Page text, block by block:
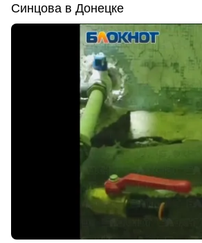
Синцова в Донецке